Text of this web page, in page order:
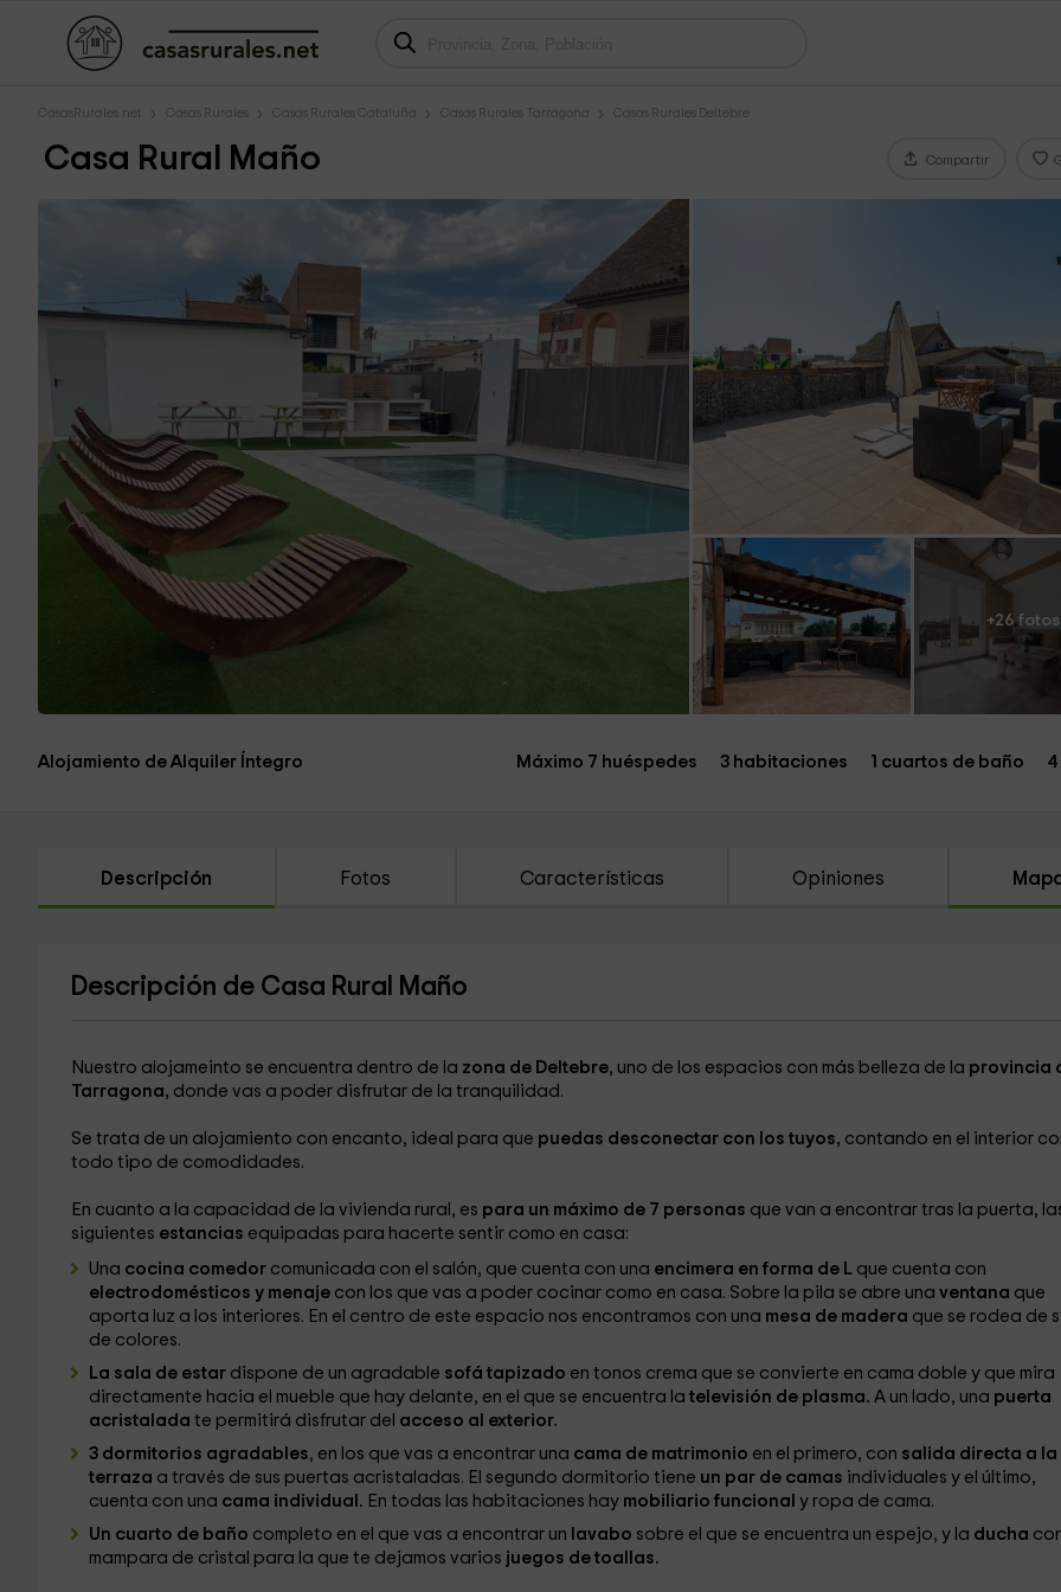
CasasRurales.net Casas Rurales Casas Rurales Cataluña Casas Rurales Tarragona Casas Rurales Deltebre
Casa Rural Maño Compartir
+26 fotos
Alojamiento de Alquiler Íntegro Máximo 7 huéspedes 3 habitaciones 1 cuartos de baño
Descripción Fotos Características Opiniones
Descripción de Casa Rural Maño
Nuestro alojameinto se encuentra dentro de la zona de Deltebre, uno de los espacios con más belleza de la provincia
Tarragona, donde vas a poder disfrutar de la tranquilidad.
Se trata de un alojamiento con encanto, ideal para que puedas desconectar con los tuyos, contando en el interior
todo tipo de comodidades.
En cuanto a la capacidad de la vivienda rural, es para un máximo de 7 personas que van a encontrar tras la puerta,
siguientes estancias equipadas para hacerte sentir como en casa:
Una cocina comedorcomunicada con el salón, que cuenta con una encimera en forma de L que cuenta con
electrodomésticos y menajecon los que vas a poder cocinar como en casa. Sobre la pila se abre una ventana que
aporta luz a los interiores. En el centro de este espacio nos encontramos con una mesa de madera que se rodea de
de colores.
La sala de estar dispone de un agradable sofá tapizado en tonos crema que se convierte en cama doble y que mira
directamente hacia el mueble que hay delante, en el que se encuentra la televisión de plasma. A un lado, una puerta
acristalada te permitirá disfrutar del acceso al exterior.
3 dormitorios agradables, en los que vas a encontrar una cama de matrimonio en el primero, con salida directa a la
terraza a través de sus puertas acristaladas. El segundo dormitorio tiene un par de camas individuales y el último,
cuenta con una cama individual. En todas las habitaciones hay mobiliario funcional y ropa de cama.
Un cuarto de baño completo en el que vas a encontrar un lavabo sobre el que se encuentra un espejo, y la ducha
mampara de cristal para la que te dejamos varios juegos de toallas.